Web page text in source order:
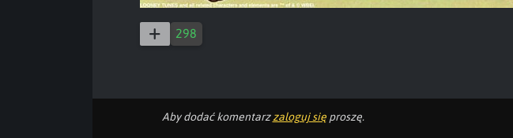
298
Aby dodać komentarzzaloguj sięproszę.